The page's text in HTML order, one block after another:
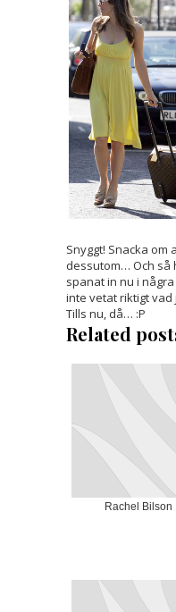
Snyggt! Snacka om
dessutom… Och så
spanat in nu i
inte vetat riktigt vad
Tills nu, då… :P
Related
Rachel Bilson